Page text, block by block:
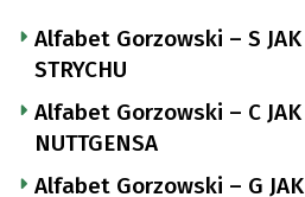
Alfabet Gorzowski – S JAK
STRYCHU
Alfabet Gorzowski – C JAK
NUTTGENSA
Alfabet Gorzowski – G JAK